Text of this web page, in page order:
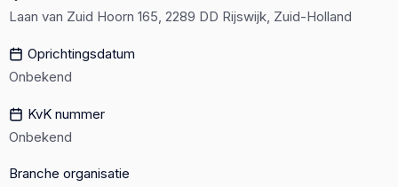
Laan van Zuid Hoorn 165, 2289 DD Rijswijk, Zuid-Holland
Oprichtingsdatum
Onbekend
KvK nummer
Onbekend
Branche organisatie